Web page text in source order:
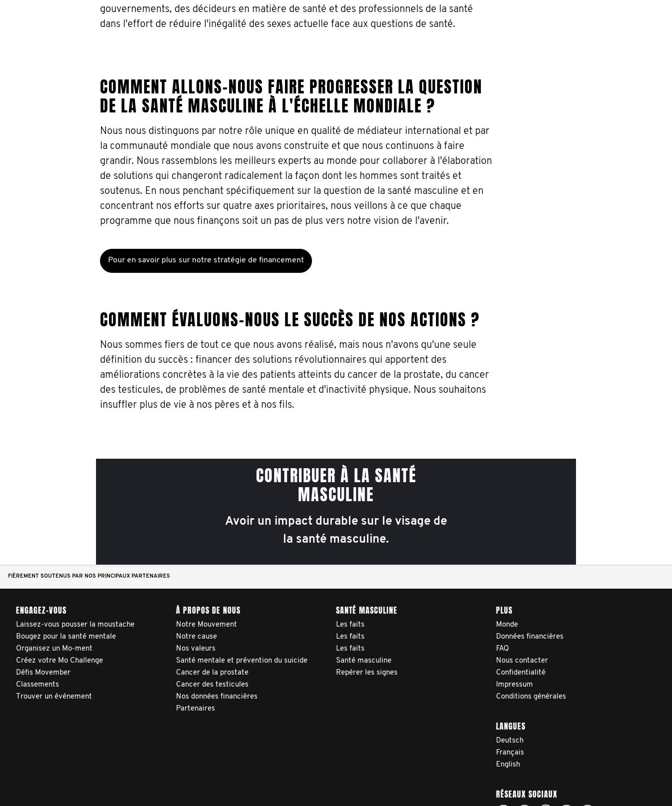
gouvernements, des décideurs en matière de santé et des professionnels de la santé
dans l'effort de réduire l'inégalité des sexes actuelle face aux questions de santé.
COMMENT ALLONS-NOUS FAIRE PROGRESSER LA QUESTION
DE LA SANTÉ MASCULINE À L'ÉCHELLE MONDIALE ?
Nous nous distinguons par notre rôle unique en qualité de médiateur international et par
la communauté mondiale que nous avons construite et que nous continuons à faire
grandir. Nous rassemblons les meilleurs experts au monde pour collaborer à l'élaboration
de solutions qui changeront radicalement la façon dont les hommes sont traités et
soutenus. En nous penchant spécifiquement sur la question de la santé masculine et en
concentrant nos efforts sur quatre axes prioritaires, nous veillons à ce que chaque
programme que nous finançons soit un pas de plus vers notre vision de l'avenir.
Pour en savoir plus sur notre stratégie de financement
COMMENT ÉVALUONS-NOUS LE SUCCÈS DE NOS ACTIONS ?
Nous sommes fiers de tout ce que nous avons réalisé, mais nous n'avons qu'une seule
définition du succès : financer des solutions révolutionnaires qui apportent des
améliorations concrètes à la vie des patients atteints du cancer de la prostate, du cancer
des testicules, de problèmes de santé mentale et d'inactivité physique. Nous souhaitons
insuffler plus de vie à nos pères et à nos fils.
CONTRIBUER À LA SANTÉ
MASCULINE
Avoir un impact durable sur le visage de
la santé masculine.
FIÈREMENT SOUTENUS PAR NOS PRINCIPAUX PARTENAIRES
ENGAGEZ-VOUS
Laissez-vous pousser la moustache
Bougez pour la santé mentale
Organisez un Mo-ment
Créez votre Mo Challenge
Défis Movember
Classements
Trouver un événement
À PROPOS DE NOUS
Notre Mouvement
Notre cause
Nos valeurs
Santé mentale et prévention du suicide
Cancer de la prostate
Cancer des testicules
Nos données financières
Partenaires
SANTÉ MASCULINE
Les faits
Les faits
Les faits
Santé masculine
Repérer les signes
PLUS
Monde
Données financières
FAQ
Nous contacter
Confidentialité
Impressum
Conditions générales
LANGUES
Deutsch
Français
English
RÉSEAUX SOCIAUX